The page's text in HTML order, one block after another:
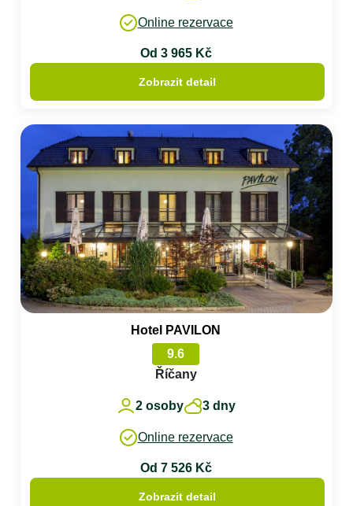
Online rezervace
Od 3 965 Kč
Zobrazit detail
Hotel PAVILON
9.6
Říčany
2 osoby 3 dny
Online rezervace
Od 7 526 Kč
Zobrazit detail